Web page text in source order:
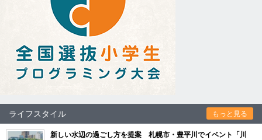
ライフスタイル もっと見る
新しい水辺の過ごし方を提案 札幌市・豊平川でイベント「川